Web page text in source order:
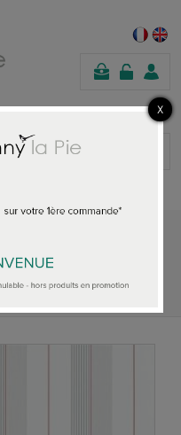
shopping
cart
red wallpaper